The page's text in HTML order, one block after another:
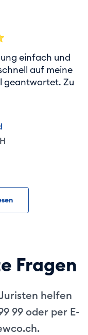
einfach und
auf meine
geantwortet. Zu
Fragen
helfen
99 oder per E-
.